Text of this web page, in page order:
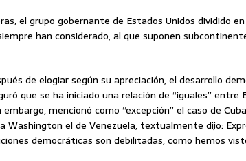
el grupo gobernante de Estados Unidos dividido
han considerado, al que suponen
de elogiar según su apreciación, el desarrollo
que se ha iniciado una relación de “iguales” entre
mencionó como “excepción” el caso de
Washington el de Venezuela, textualmente dijo:
democráticas son debilitadas, como hemos